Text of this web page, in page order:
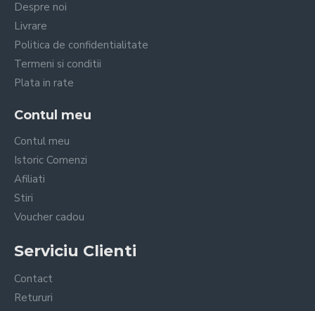
Despre noi
Livrare
Politica de confidentialitate
Termeni si conditii
Plata in rate
Contul meu
Contul meu
Istoric Comenzi
Afiliati
Stiri
Voucher cadou
Serviciu Clienti
Contact
Retururi